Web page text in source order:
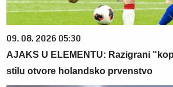
09. 08. 2026 05:30
AJAKS U ELEMENTU: Razigrani
stilu otvore holandsko prvenstvo